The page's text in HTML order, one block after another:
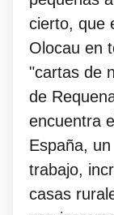
cierto, que
Olocau en
"cartas de
de
encuentra
España,
trabajo,
casas